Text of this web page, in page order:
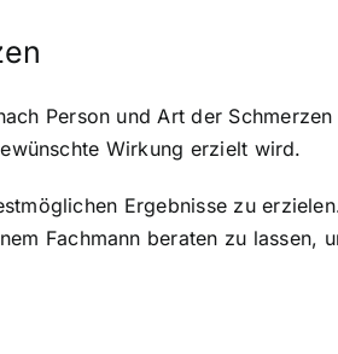
Person und Art der
Wirkung erzielt wird.
Ergebnisse zu
Fachmann beraten zu lassen,